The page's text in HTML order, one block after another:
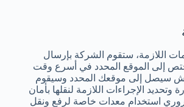
اللازمة، ستقوم الشركة بإرسال
إلى الموقع المحدد في أسرع وقت
سيصل إلى موقعك المحدد وسيقوم
وتحديد الإجراءات اللازمة لنقلها بأمان
استخدام معدات خاصة لرفع ونقل